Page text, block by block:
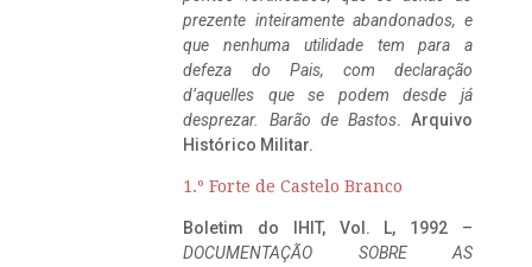
prezente inteiramente abandonados, e
que nenhuma utilidade tem para a
defeza do Pais, com declaração
d’aquelles que se podem desde já
desprezar. Barão de Bastos. Arquivo
Histórico Militar.
1.º Forte de Castelo Branco
Boletim do IHIT, Vol. L, 1992 –
DOCUMENTAÇÃO SOBRE AS